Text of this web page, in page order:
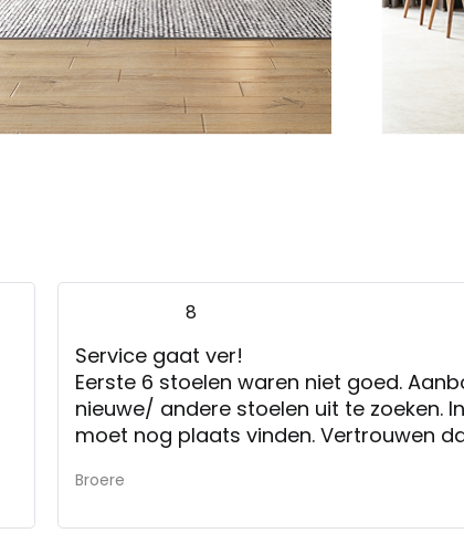
8
Service gaat ver!
Eerste 6 stoelen waren niet goed.
nieuwe/ andere stoelen uit te zoeken.
moet nog plaats vinden. Vertrouwen
Broere